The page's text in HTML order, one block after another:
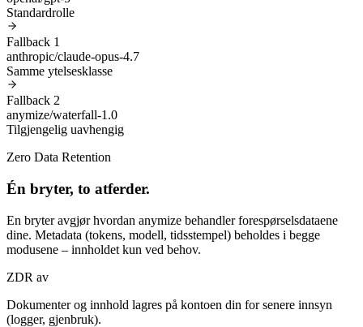
Standardrolle
Fallback 1
anthropic/claude-opus-4.7
Samme ytelsesklasse
Fallback 2
anymize/waterfall-1.0
Tilgjengelig uavhengig
Zero Data Retention
Én bryter, to atferder.
En bryter avgjør hvordan anymize behandler forespørselsdataene
dine. Metadata (tokens, modell, tidsstempel) beholdes i begge
modusene – innholdet kun ved behov.
ZDR av
Dokumenter og innhold lagres på kontoen din for senere innsyn
(logger, gjenbruk).